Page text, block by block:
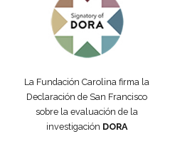
La Fundación Carolina firma la
Declaración de San Francisco
sobre la evaluación de la
investigación DORA